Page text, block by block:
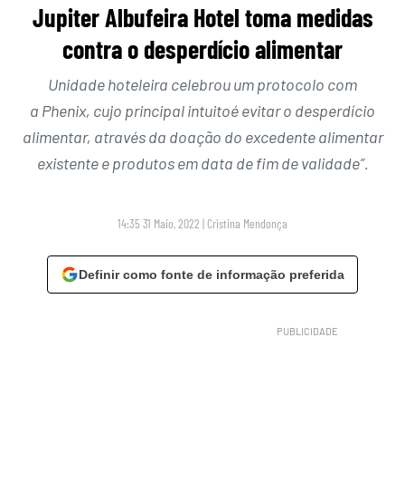
Jupiter Albufeira Hotel toma medidas
contra o desperdício alimentar
Unidade hoteleira celebrou um protocolo com
a Phenix, cujo principal intuitoé evitar o desperdício
alimentar, através da doação do excedente alimentar
existente e produtos em data de fim de validade”.
14:35 31 Maio, 2022 | Cristina Mendonça
Definir como fonte de informação preferida